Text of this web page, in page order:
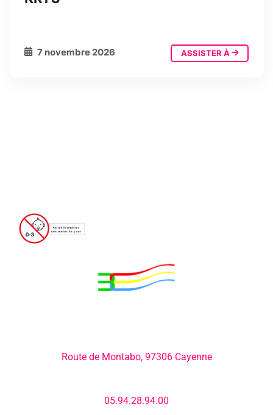
7 novembre 2026 ASSISTER À
Route de Montabo, 97306 Cayenne
05.94.28.94.00